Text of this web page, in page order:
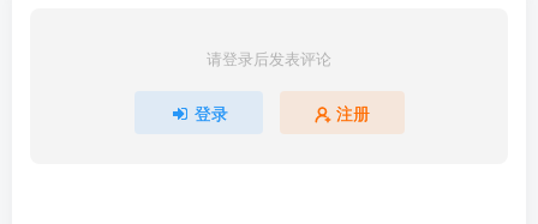
请登录后发表评论
登录 注册